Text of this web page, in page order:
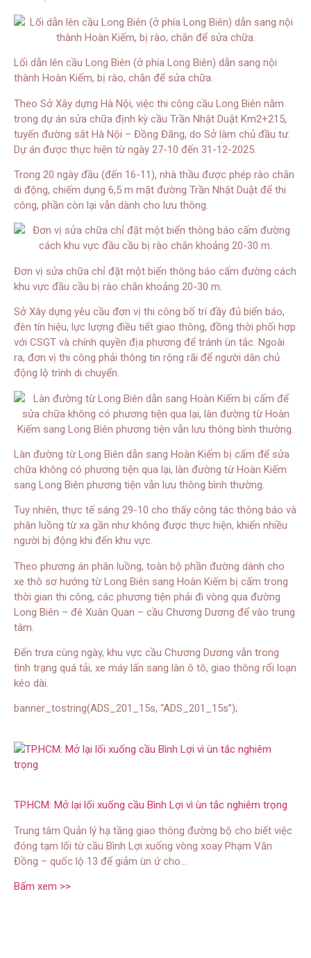
Lối dẫn lên cầu Long Biên (ở phía Long Biên) dẫn sang nội
thành Hoàn Kiếm, bị rào, chắn để sửa chữa.
Theo Sở Xây dựng Hà Nội, việc thi công cầu Long Biên nằm
trong dự án sửa chữa định kỳ cầu Trần Nhật Duật Km2+215,
tuyến đường sắt Hà Nội – Đồng Đăng, do Sở làm chủ đầu tư.
Dự án được thực hiện từ ngày 27-10 đến 31-12-2025.
Trong 20 ngày đầu (đến 16-11), nhà thầu được phép rào chắn
di động, chiếm dụng 6,5 m mặt đường Trần Nhật Duật để thi
công, phần còn lại vẫn dành cho lưu thông.
Đơn vị sửa chữa chỉ đặt một biển thông báo cấm đường cách
khu vực đầu cầu bị rào chắn khoảng 20-30 m.
Sở Xây dựng yêu cầu đơn vị thi công bố trí đầy đủ biển báo,
đèn tín hiệu, lực lượng điều tiết giao thông, đồng thời phối hợp
với CSGT và chính quyền địa phương để tránh ùn tắc. Ngoài
ra, đơn vị thi công phải thông tin rộng rãi để người dân chủ
động lộ trình di chuyển.
Làn đường từ Long Biên dẫn sang Hoàn Kiếm bị cấm để sửa
chữa không có phương tiện qua lại, làn đường từ Hoàn Kiếm
sang Long Biên phương tiện vẫn lưu thông bình thường.
Tuy nhiên, thực tế sáng 29-10 cho thấy công tác thông báo và
phân luồng từ xa gần như không được thực hiện, khiến nhiều
người bị động khi đến khu vực.
Theo phương án phân luồng, toàn bộ phần đường dành cho
xe thô sơ hướng từ Long Biên sang Hoàn Kiếm bị cấm trong
thời gian thi công, các phương tiện phải đi vòng qua đường
Long Biên – đê Xuân Quan – cầu Chương Dương để vào trung
tâm.
Đến trưa cùng ngày, khu vực cầu Chương Dương vẫn trong
tình trạng quá tải, xe máy lấn sang làn ô tô, giao thông rối loạn
kéo dài.
banner_tostring(ADS_201_15s, “ADS_201_15s”);
TP.HCM: Mở lại lối xuống cầu Bình Lợi vì ùn tắc nghiêm trọng
Trung tâm Quản lý hạ tầng giao thông đường bộ cho biết việc
đóng tạm lối từ cầu Bình Lợi xuống vòng xoay Phạm Văn
Đồng – quốc lộ 13 để giảm ùn ứ cho…
Bấm xem >>